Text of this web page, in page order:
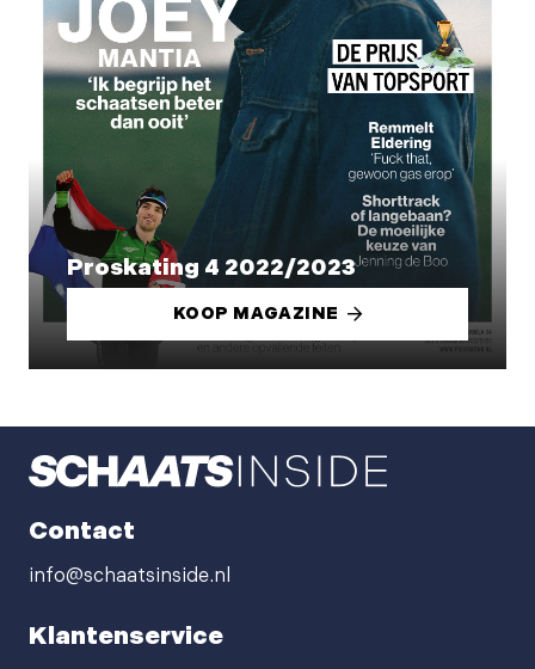
Proskating 4 2022/2023
KOOP MAGAZINE
Contact
info@schaatsinside.nl
Klantenservice